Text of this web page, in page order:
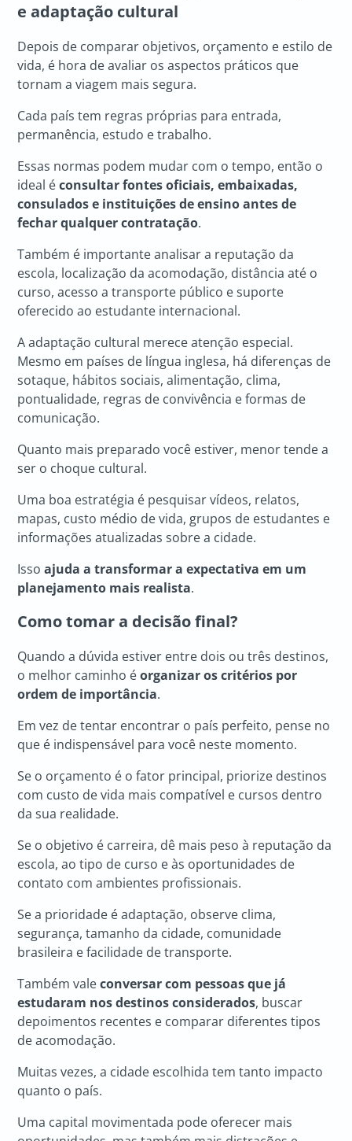
e adaptação cultural
Depois de comparar objetivos, orçamento e estilo de
vida, é hora de avaliar os aspectos práticos que
tornam a viagem mais segura.
Cada país tem regras próprias para entrada,
permanência, estudo e trabalho.
Essas normas podem mudar com o tempo, então o
ideal éconsultar fontes oficiais, embaixadas,
consulados e instituições de ensino antes de
fechar qualquer contratação.
Também é importante analisar a reputação da
escola, localização da acomodação, distância até o
curso, acesso a transporte público e suporte
oferecido ao estudante internacional.
A adaptação cultural merece atenção especial.
Mesmo em países de língua inglesa, há diferenças de
sotaque, hábitos sociais, alimentação, clima,
pontualidade, regras de convivência e formas de
comunicação.
Quanto mais preparado você estiver, menor tende a
ser o choque cultural.
Uma boa estratégia é pesquisar vídeos, relatos,
mapas, custo médio de vida, grupos de estudantes e
informações atualizadas sobre a cidade.
Issoajuda a transformar a expectativa em um
planejamento mais realista.
Como tomar a decisão final?
Quando a dúvida estiver entre dois ou três destinos,
o melhor caminho éorganizar os critérios por
ordem de importância.
Em vez de tentar encontrar o país perfeito, pense no
que é indispensável para você neste momento.
Se o orçamento é o fator principal, priorize destinos
com custo de vida mais compatível e cursos dentro
da sua realidade.
Se o objetivo é carreira, dê mais peso à reputação da
escola, ao tipo de curso e às oportunidades de
contato com ambientes profissionais.
Se a prioridade é adaptação, observe clima,
segurança, tamanho da cidade, comunidade
brasileira e facilidade de transporte.
Também valeconversar com pessoas que já
estudaram nos destinos considerados, buscar
depoimentos recentes e comparar diferentes tipos
de acomodação.
Muitas vezes, a cidade escolhida tem tanto impacto
quanto o país.
Uma capital movimentada pode oferecer mais